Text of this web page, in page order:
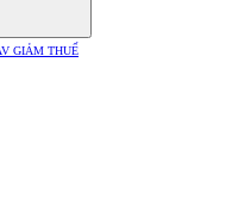
GIẢM THUẾ